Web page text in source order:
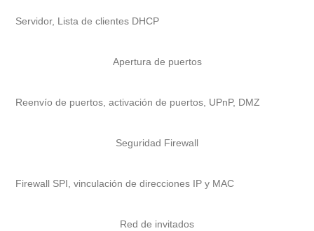
Servidor, Lista de clientes DHCP
Apertura de puertos
Reenvío de puertos, activación de puertos, UPnP, DMZ
Seguridad Firewall
Firewall SPI, vinculación de direcciones IP y MAC
Red de invitados